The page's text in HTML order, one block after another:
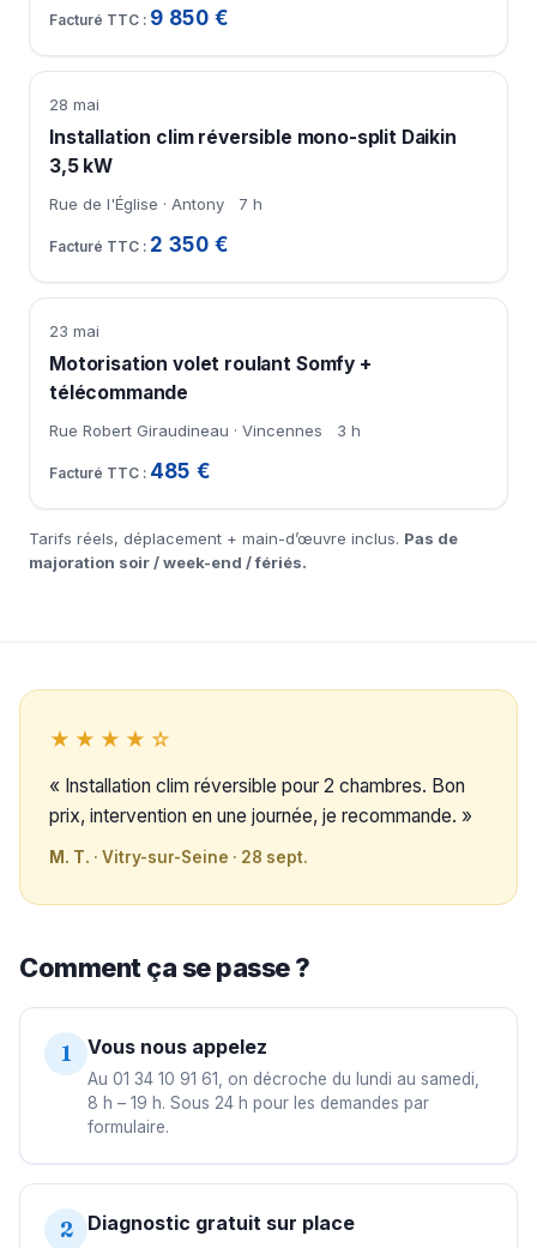
9 850 €
28 mai
Installation clim réversible mono-split Daikin
3,5 kW
Rue de l'Église · Antony 7 h
2 350 €
23 mai
Motorisation volet roulant Somfy +
télécommande
Rue Robert Giraudineau · Vincennes 3 h
485 €
Tarifs réels, déplacement + main-d’œuvre inclus. Pas de
majoration soir / week-end / fériés.
★★★★☆
« Installation clim réversible pour 2 chambres. Bon
prix, intervention en une journée, je recommande. »
M. T. · Vitry-sur-Seine · 28 sept.
Comment ça se passe ?
1 Vous nous appelez
Au 01 34 10 91 61, on décroche du lundi au samedi,
8 h – 19 h. Sous 24 h pour les demandes par
formulaire.
2 Diagnostic gratuit sur place